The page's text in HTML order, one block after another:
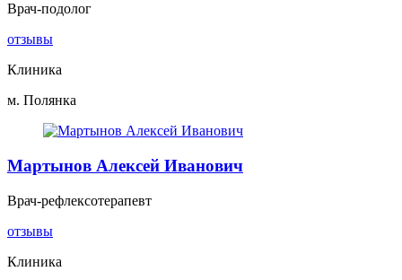
Врач-подолог
отзывы
Клиника
м. Полянка
Мартынов Алексей Иванович
Врач-рефлексотерапевт
отзывы
Клиника